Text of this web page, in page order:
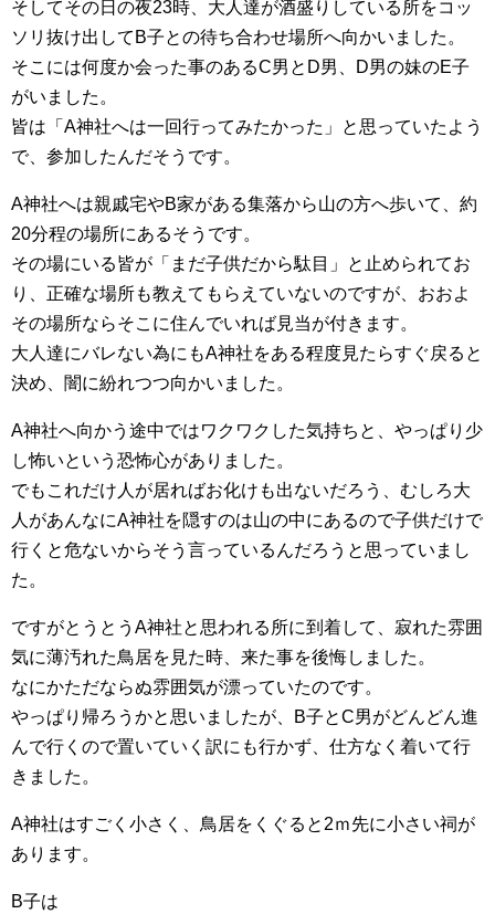
そしてその日の夜23時、大人達が酒盛りしている所をコッ
ソリ抜け出してB子との待ち合わせ場所へ向かいました。
そこには何度か会った事のあるC男とD男、D男の妹のE子
がいました。
皆は「A神社へは一回行ってみたかった」と思っていたよう
で、参加したんだそうです。
A神社へは親戚宅やB家がある集落から山の方へ歩いて、約
20分程の場所にあるそうです。
その場にいる皆が「まだ子供だから駄目」と止められてお
り、正確な場所も教えてもらえていないのですが、おおよ
その場所ならそこに住んでいれば見当が付きます。
大人達にバレない為にもA神社をある程度見たらすぐ戻ると
決め、闇に紛れつつ向かいました。
A神社へ向かう途中ではワクワクした気持ちと、やっぱり少
し怖いという恐怖心がありました。
でもこれだけ人が居ればお化けも出ないだろう、むしろ大
人があんなにA神社を隠すのは山の中にあるので子供だけで
行くと危ないからそう言っているんだろうと思っていまし
た。
ですがとうとうA神社と思われる所に到着して、寂れた雰囲
気に薄汚れた鳥居を見た時、来た事を後悔しました。
なにかただならぬ雰囲気が漂っていたのです。
やっぱり帰ろうかと思いましたが、B子とC男がどんどん進
んで行くので置いていく訳にも行かず、仕方なく着いて行
きました。
A神社はすごく小さく、鳥居をくぐると2ｍ先に小さい祠が
あります。
B子は